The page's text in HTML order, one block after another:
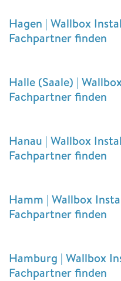
Hagen | Wallbox
Fachpartner finden
Halle (Saale) |
Fachpartner finden
Hanau | Wallbox
Fachpartner finden
Hamm | Wallbox
Fachpartner finden
Hamburg | Wallbox
Fachpartner finden